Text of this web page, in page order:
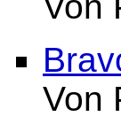
Von